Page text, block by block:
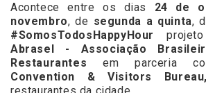
Acontece entre os dias
24 de
novembro, de segunda a quinta,
#SomosTodosHappyHour
Abrasel - Associação
Restaurantesem parceria
Convention & Visitors